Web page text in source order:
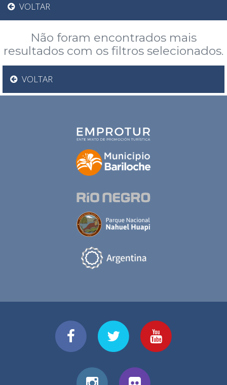
VOLTAR
Não foram encontrados mais
resultados com os filtros selecionados.
VOLTAR